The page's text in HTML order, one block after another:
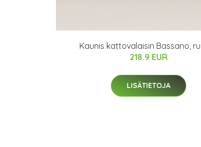
Kaunis kattovalaisin Bassano,
218.9 EUR
LISÄTIETOJA